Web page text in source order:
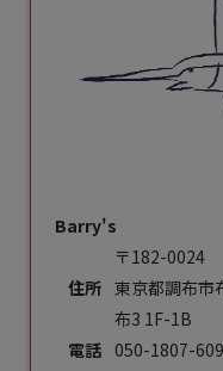
Barry's
住所
〒182-0024
東京都調布市
布3 1F-1B
電話 050-1807-